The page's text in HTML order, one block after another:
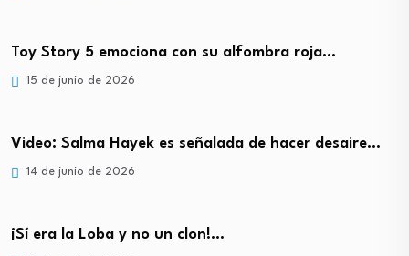
Toy Story 5 emociona con su alfombra roja…
15 de junio de 2026
Video: Salma Hayek es señalada de hacer desaire…
14 de junio de 2026
¡Sí era la Loba y no un clon!…